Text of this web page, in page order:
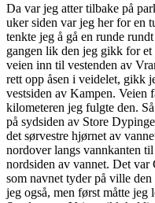
Da var jeg atter tilbake på
uker siden var jeg her for en
tenkte jeg å gå en runde
gangen lik den jeg gikk for et
veien inn til vestenden av
rett opp åsen i veidelet, gikk
vestsiden av Kampen. Veien
kilometeren jeg fulgte den.
på sydsiden av Store
det sørvestre hjørnet av
nordover langs vannkanten
nordsiden av vannet. Det
som navnet tyder på ville
jeg også, men først måtte